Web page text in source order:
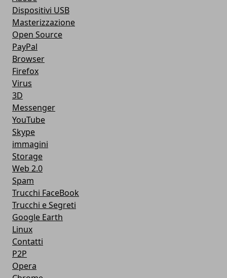
Dispositivi USB
Masterizzazione
Open Source
PayPal
Browser
Firefox
Virus
3D
Messenger
YouTube
Skype
immagini
Storage
Web 2.0
Spam
Trucchi FaceBook
Trucchi e Segreti
Google Earth
Linux
Contatti
P2P
Opera